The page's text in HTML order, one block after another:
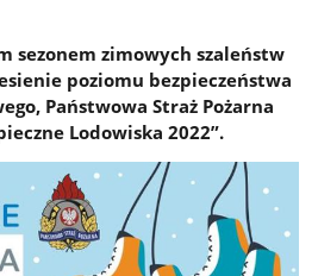
sezonem zimowych szaleństw
poziomu bezpieczeństwa
Państwowa Straż Pożarna
Lodowiska 2022”.